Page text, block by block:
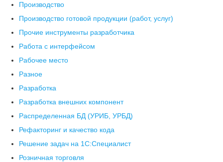
Производство
Производство готовой продукции (работ, услуг)
Прочие инструменты разработчика
Работа с интерфейсом
Рабочее место
Разное
Разработка
Разработка внешних компонент
Распределенная БД (УРИБ, УРБД)
Рефакторинг и качество кода
Решение задач на 1С:Специалист
Розничная торговля